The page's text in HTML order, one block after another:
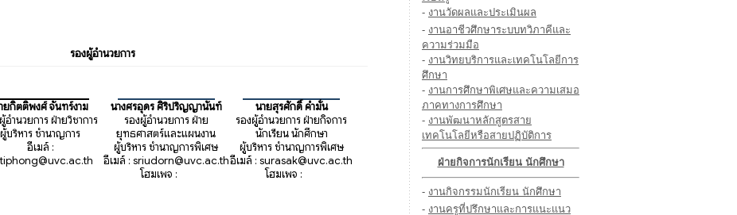
- งานวัดผลและประเมินผล
- งานอาชีวศึกษาระบบทวิภาคีและ
ความร่วมมือ
- งานวิทยบริการและเทคโนโลยีการ
ศึกษา
- งานการศึกษาพิเศษและความเสมอ
ภาคทางการศึกษา
- งานพัฒนาหลักสูตรสาย
เทคโนโลยีหรือสายปฏิบัติการ
ฝ่ายกิจการนักเรียน นักศึกษา
- งานกิจกรรมนักเรียน นักศึกษา
- งานครูที่ปรึกษาและการแนะแนว